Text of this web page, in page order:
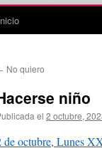
No quiero
niño
el 2 octubre,
de octubre, Lunes